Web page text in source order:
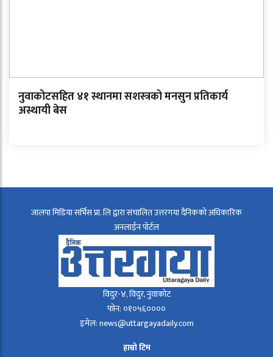
नुवाकोटसहित ४१ स्थानमा सशस्त्रको मनसुन प्रतिकार्य
अस्थायी बेस
जालपा मिडिया सर्भिस प्रा. लि द्वारा संचालित उत्तरगया दैनिकको अधिकारिक
अनलाईन पोर्टल
विदुर-४, विदुर, नुवाकोट
फोन: ०१०५६००००
इमेल: news@uttargayadaily.com
हाम्रो टिम